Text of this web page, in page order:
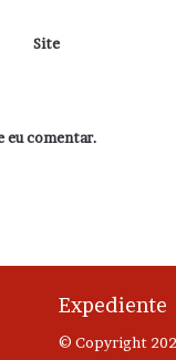
Site
eu comentar.
Expediente
© Copyright